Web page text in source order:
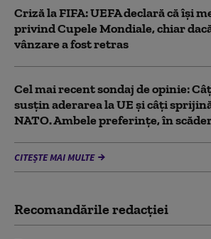
Criză la FIFA: UEFA declară că îşi
privind Cupele Mondiale, chiar
vânzare a fost retras
Cel mai recent sondaj de opinie:
susțin aderarea la UE și câți
NATO. Ambele preferințe, în
CITEȘTE MAI MULTE
Recomandările redacţiei